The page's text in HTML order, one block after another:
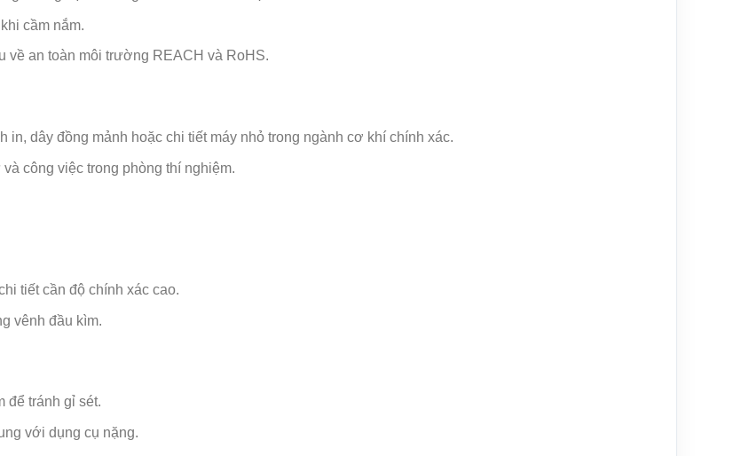
cầm nắm.
về an toàn môi trường REACH và RoHS.
dây đồng mảnh hoặc chi tiết máy nhỏ trong ngành cơ khí chính xác.
công việc trong phòng thí nghiệm.
tiết cần độ chính xác cao.
vênh đầu kìm.
để tránh gỉ sét.
với dụng cụ nặng.